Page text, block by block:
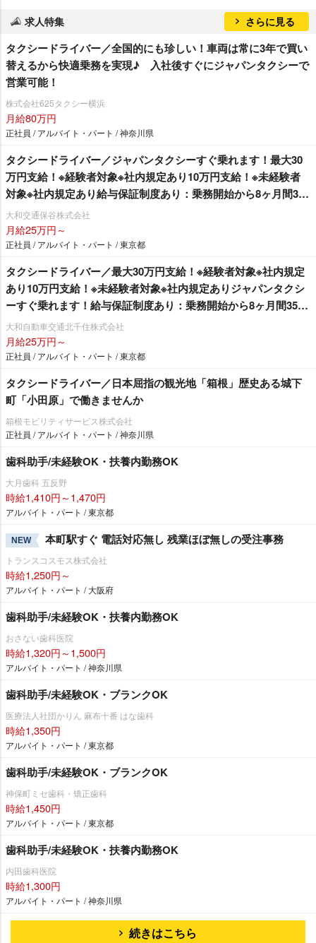
求人特集 さらに見る
タクシードライバー／全国的にも珍しい！車両は常に3年で買い
替えるから快適乗務を実現♪ 入社後すぐにジャパンタクシーで
営業可能！
株式会社625タクシー横浜
月給80万円
正社員 / アルバイト・パート / 神奈川県
タクシードライバー／ジャパンタクシーすぐ乗れます！最大30
万円支給！※経験者対象※社内規定あり10万円支給！※未経験者
対象※社内規定あり給与保証制度あり：乗務開始から8ヶ月間30
万円その後4ヶ月間25万円の1年間の給与保証を支給！※未経験者
対象単身社宅完備！家賃35,000円（入居から12ヵ月間）退職金
制度あり！女性乗務員大募集しております。女性特集記事 → 会
大和交通保谷株式会社
月給25万円～
正社員 / アルバイト・パート / 東京都
タクシードライバー／最大30万円支給！※経験者対象※社内規定
あり10万円支給！※未経験者対象※社内規定ありジャパンタクシ
ーすぐ乗れます！給与保証制度あり：乗務開始から8ヶ月間35万
円その後4ヶ月間30万円の1年間の給与保証を支給！※未経験者対
象
大和自動車交通北千住株式会社
月給25万円～
正社員 / アルバイト・パート / 東京都
タクシードライバー／日本屈指の観光地「箱根」歴史ある城下
町「小田原」で働きませんか
箱根モビリティサービス株式会社
正社員 / アルバイト・パート / 神奈川県
歯科助手/未経験OK・扶養内勤務OK
大月歯科 五反野
時給1,410円～1,470円
アルバイト・パート / 東京都
NEW 本町駅すぐ 電話対応無し 残業ほぼ無しの受注事務
トランスコスモス株式会社
時給1,250円～
アルバイト・パート / 大阪府
歯科助手/未経験OK・扶養内勤務OK
おさない歯科医院
時給1,320円～1,500円
アルバイト・パート / 神奈川県
歯科助手/未経験OK・ブランクOK
医療法人社団かりん 麻布十番 はな歯科
時給1,350円
アルバイト・パート / 東京都
歯科助手/未経験OK・ブランクOK
神保町ミセ歯科・矯正歯科
時給1,450円
アルバイト・パート / 東京都
歯科助手/未経験OK・扶養内勤務OK
内田歯科医院
時給1,300円
アルバイト・パート / 神奈川県
続きはこちら